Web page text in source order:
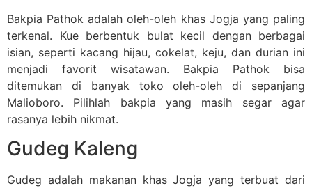
Bakpia Pathok adalah oleh-oleh khas Jogja yang paling
terkenal. Kue berbentuk bulat kecil dengan berbagai
isian, seperti kacang hijau, cokelat, keju, dan durian ini
menjadi favorit wisatawan. Bakpia Pathok bisa
ditemukan di banyak toko oleh-oleh di sepanjang
Malioboro. Pilihlah bakpia yang masih segar agar
rasanya lebih nikmat.
Gudeg Kaleng
Gudeg adalah makanan khas Jogja yang terbuat dari